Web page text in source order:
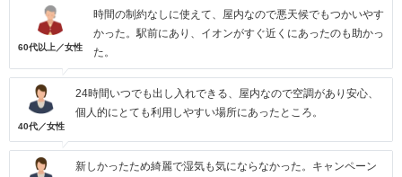
60代以上／女性
時間の制約なしに使えて、屋内なので悪天候でもつかいやす
かった。駅前にあり、イオンがすぐ近くにあったのも助かっ
た。
40代／女性
24時間いつでも出し入れできる、屋内なので空調があり安心、
個人的にとても利用しやすい場所にあったところ。
新しかったため綺麗で湿気も気にならなかった。キャンペーン